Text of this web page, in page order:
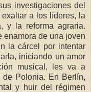
investigaciones del
a los líderes, la
y la reforma agraria.
enamora de una joven
la cárcel por intentar
iniciando un amor
musical, les va a
de Polonia. En Berlín,
y huir del régimen